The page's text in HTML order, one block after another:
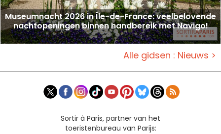
Museumnacht 2026 in Île-de-France: veelbelovende
nachtopeningen binnen handbereik met Navigo!
Alle gidsen : Nieuws >
Sortir à Paris, partner van het
toeristenbureau van Parijs: